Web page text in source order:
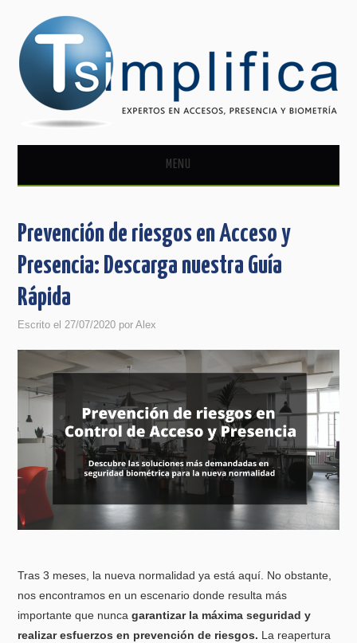
MENU
NOVEDADES
HAZTE DISTRIBUIDOR
Prevención de riesgos en Acceso y
Presencia: Descarga nuestra Guía
Rápida
Escrito el27/07/2020 porAlex
Tras 3 meses, la nueva normalidad ya está aquí. No obstante,
nos encontramos en un escenario donde resulta más
importante que nunca garantizar la máxima seguridad y
realizar esfuerzos en prevención de riesgos. La reapertura